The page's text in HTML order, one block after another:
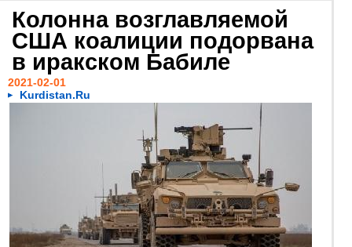
Колонна возглавляемой
США коалиции подорвана
в иракском Бабиле
2021-02-01
Kurdistan.Ru